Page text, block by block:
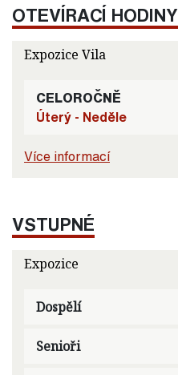
OTEVÍRACÍ HODINY
Expozice Vila
CELOROČNĚ
Úterý - Neděle
Více informací
VSTUPNÉ
Expozice
Dospělí
Senioři